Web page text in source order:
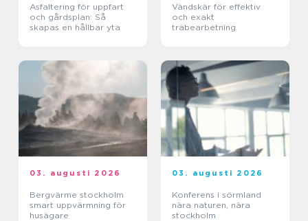
Asfaltering för uppfart
och gårdsplan: Så
skapas en hållbar yta
Vändskär för effektiv
och exakt
träbearbetning
03. augusti 2026
Bergvärme stockholm
smart uppvärmning för
husägare
03. augusti 2026
Konferens i sörmland
nära naturen, nära
stockholm